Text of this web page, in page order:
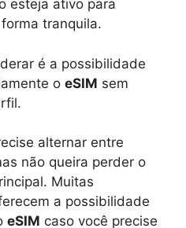
esteja ativo para
tranquila.
é a possibilidade
o eSIM sem
alternar entre
não queira perder o
Muitas
a possibilidade
eSIM caso você precise